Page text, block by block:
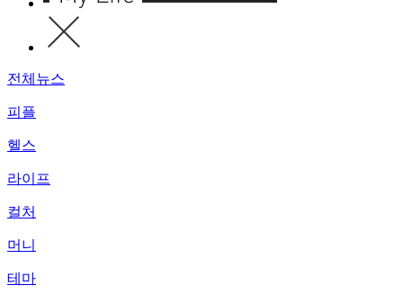
전체뉴스
피플
헬스
라이프
컬처
머니
테마